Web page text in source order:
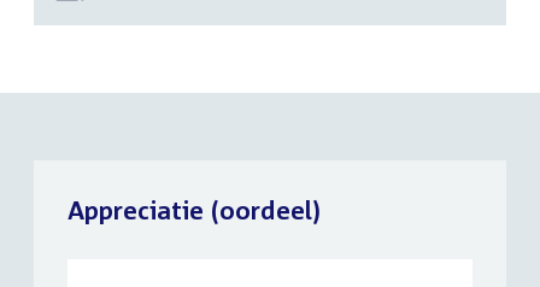
Appreciatie (oordeel)